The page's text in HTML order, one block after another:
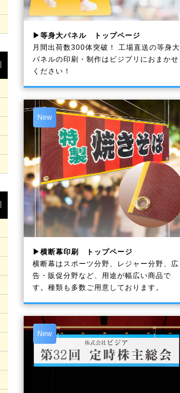
▶等身大パネル トップページ
月間出荷数300体突破！ 工場直送の等身大
パネルの印刷・制作は ビジプリ におまかせ
ください！
New
▶横断幕印刷 トップページ
横断幕はスポーツ分野、レジャー分野、広
告・販促分野など、用途が幅広い商品で
す。種類も多数ご用意しております。
New